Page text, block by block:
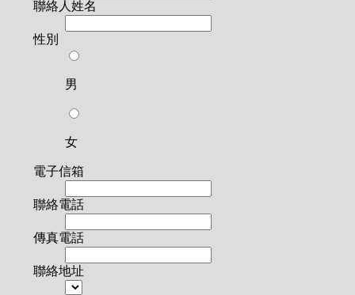
聯絡人姓名
性別
男
女
電子信箱
聯絡電話
傳真電話
聯絡地址